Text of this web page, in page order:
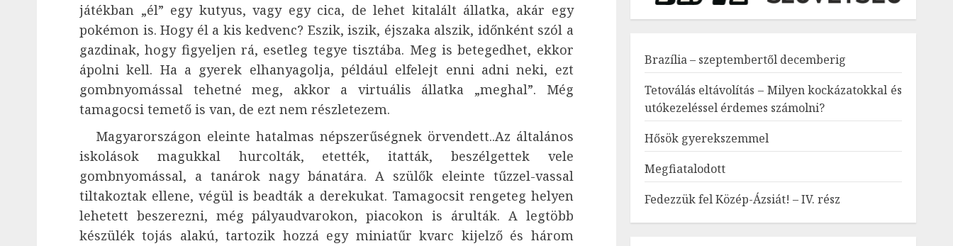
játékban „él” egy kutyus, vagy egy cica, de lehet kitalált állatka, akár egy
pokémon is. Hogy él a kis kedvenc? Eszik, iszik, éjszaka alszik, időnként szól a
gazdinak, hogy figyeljen rá, esetleg tegye tisztába. Meg is betegedhet, ekkor
ápolni kell. Ha a gyerek elhanyagolja, például elfelejt enni adni neki, ezt
gombnyomással tehetné meg, akkor a virtuális állatka „meghal”. Még
tamagocsi temető is van, de ezt nem részletezem.
Magyarországon eleinte hatalmas népszerűségnek örvendett..Az általános
iskolások magukkal hurcolták, etették, itatták, beszélgettek vele
gombnyomással, a tanárok nagy bánatára. A szülők eleinte tűzzel-vassal
tiltakoztak ellene, végül is beadták a derekukat. Tamagocsit rengeteg helyen
lehetett beszerezni, még pályaudvarokon, piacokon is árulták. A legtöbb
készülék tojás alakú, tartozik hozzá egy miniatűr kvarc kijelző és három
Brazília – szeptembertől decemberig
Tetoválás eltávolítás – Milyen kockázatokkal és
utókezeléssel érdemes számolni?
Hősök gyerekszemmel
Megfiatalodott
Fedezzük fel Közép-Ázsiát! – IV. rész